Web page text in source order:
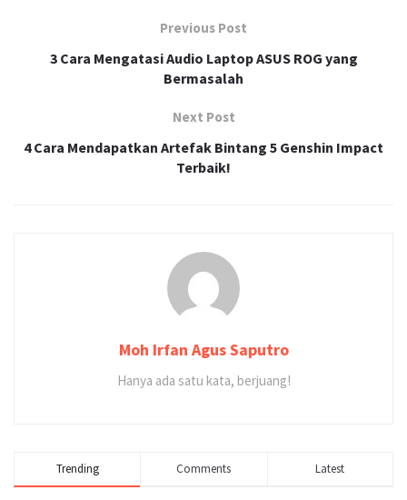
Previous Post
3 Cara Mengatasi Audio Laptop ASUS ROG yang
Bermasalah
Next Post
4 Cara Mendapatkan Artefak Bintang 5 Genshin Impact
Terbaik!
Moh Irfan Agus Saputro
Hanya ada satu kata, berjuang!
Trending Comments Latest